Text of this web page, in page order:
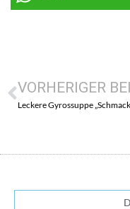
Leckere Gyrossuppe